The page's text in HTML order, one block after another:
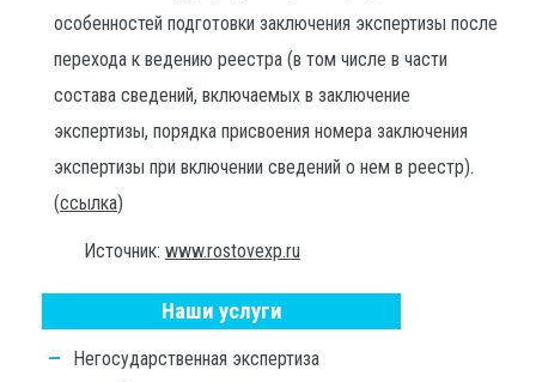
особенностей подготовки заключения экспертизы после
перехода к ведению реестра (в том числе в части
состава сведений, включаемых в заключение
экспертизы, порядка присвоения номера заключения
экспертизы при включении сведений о нем в реестр).
(ссылка)
Источник: www.rostovexp.ru
Наши услуги
Негосударственная экспертиза